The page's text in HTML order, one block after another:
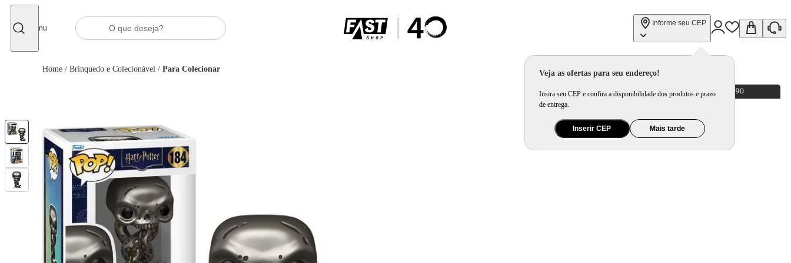
Menu
Informe seu CEP
Veja as ofertas para seu endereço!
Insira seu CEP e confira a disponibilidade dos produtos e prazo
de entrega.
Inserir CEP Mais tarde
Home / Brinquedo e Colecionável / Para Colecionar